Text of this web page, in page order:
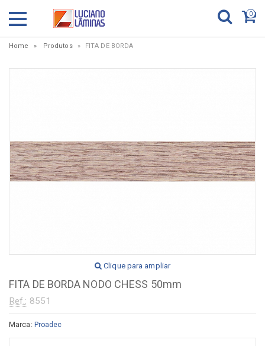
0
Home Produtos FITA DE BORDA
Clique para ampliar
FITA DE BORDA NODO CHESS 50mm
Ref.: 8551
Marca: Proadec